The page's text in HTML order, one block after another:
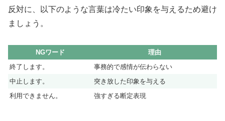
反対に、以下のような言葉は冷たい印象を与えるため避け
ましょう。
NGワード
理由
終了します。
事務的で感情が伝わらない
中止します。
突き放した印象を与える
利用できません。
強すぎる断定表現